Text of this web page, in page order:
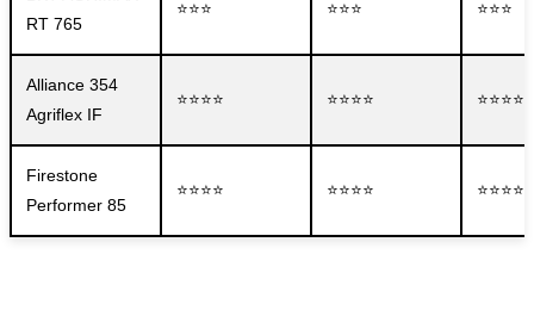
RT 765
⭐⭐⭐ ⭐⭐⭐ ⭐⭐⭐
Alliance 354
Agriflex IF
⭐⭐⭐⭐ ⭐⭐⭐⭐ ⭐⭐⭐⭐
Firestone
Performer 85
⭐⭐⭐⭐ ⭐⭐⭐⭐ ⭐⭐⭐⭐